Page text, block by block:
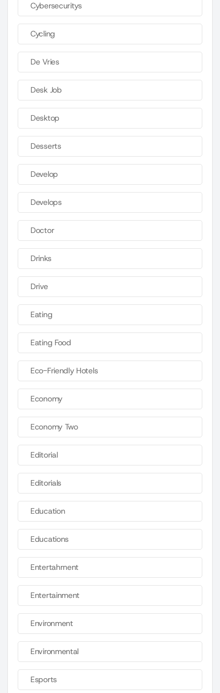
Cybersecuritys
Cycling
De Vries
Desk Job
Desktop
Desserts
Develop
Develops
Doctor
Drinks
Drive
Eating
Eating Food
Eco-Friendly Hotels
Economy
Economy Two
Editorial
Editorials
Education
Educations
Entertahrnent
Entertainment
Environment
Environmental
Esports